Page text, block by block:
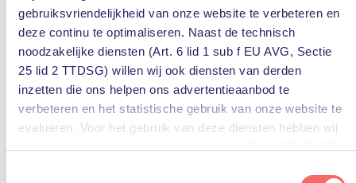
gebruiksvriendelijkheid van onze website te verbeteren en
deze continu te optimaliseren. Naast de technisch
noodzakelijke diensten (Art. 6 lid 1 sub f EU AVG, Sectie
25 lid 2 TTDSG) willen wij ook diensten van derden
inzetten die ons helpen ons advertentieaanbod te
verbeteren en het statistische gebruik van onze website te
evalueren. Voor het gebruik van deze diensten hebben wij
14 december 2019
Zakelijke beslissers positief over PQR
Businessmagazine MT vraagt jaarlijks duizenden
zakelijke beslissers met welke dienstverleners ze
graag zakendoen. Ook over 2019 zijn er de uitslagen
van het onderzoek Beste zakelijke Dienstverleners. In
de categorie Beheer en onderhoud van ICT scoort...
Lees verder